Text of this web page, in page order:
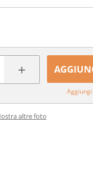
+
altre foto